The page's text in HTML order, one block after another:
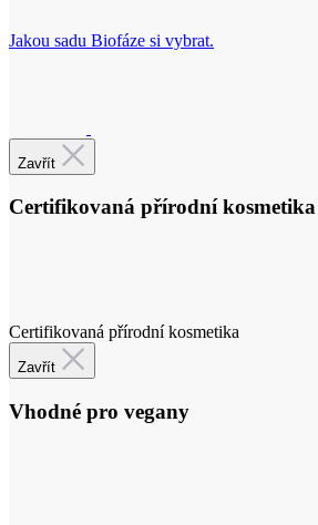
Jakou sadu Biofáze si vybrat.
Zavřít
Certifikovaná přírodní kosmetika
Certifikovaná přírodní kosmetika
Zavřít
Vhodné pro vegany